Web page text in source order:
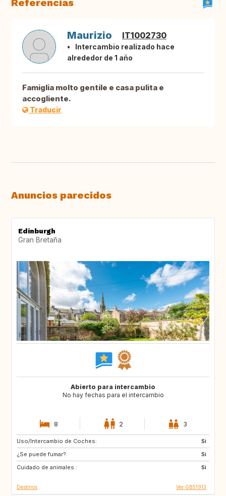
Referencias
Maurizio IT1002730
Intercambio realizado hace
alrededor de 1 año
Famiglia molto gentile e casa pulita e
accogliente.
Traducir
Anuncios parecidos
Edinburgh
Gran Bretaña
Abierto para intercambio
No hay fechas para el intercambio
8 2 3
Uso/Intercambio de Coches:
Si
¿Se puede fumar?:
Si
Cuidado de animales :
Si
FR
FR
GR
Destinos Ver GB51913